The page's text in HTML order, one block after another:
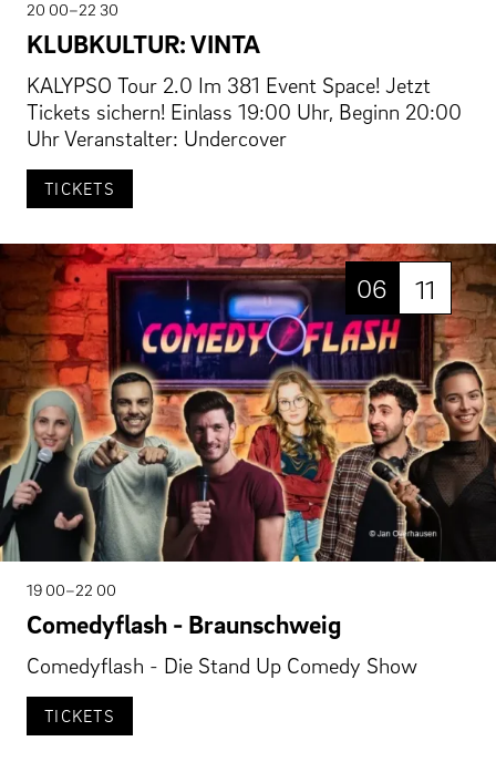
20 00–22 30
KLUBKULTUR: VINTA
KALYPSO Tour 2.0 Im 381 Event Space! Jetzt
Tickets sichern! Einlass 19:00 Uhr, Beginn 20:00
Uhr Veranstalter: Undercover
TICKETS
06 11
19 00–22 00
Comedyflash - Braunschweig
Comedyflash - Die Stand Up Comedy Show
TICKETS